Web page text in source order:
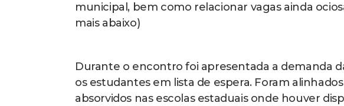
municipal, bem como relacionar vagas ainda
mais abaixo)
Durante o encontro foi apresentada a demanda
os estudantes em lista de espera. Foram
absorvidos nas escolas estaduais onde houver